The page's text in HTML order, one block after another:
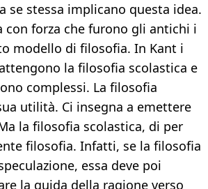
se stessa implicano questa idea.
con forza che furono gli antichi i
modello di filosofia. In Kant i
la filosofia scolastica e
complessi. La filosofia
utilità. Ci insegna a emettere
la filosofia scolastica, di per
filosofia. Infatti, se la filosofia
essa deve poi
la guida della ragione verso